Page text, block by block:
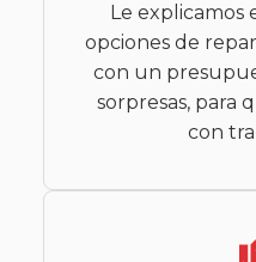
Le explicamos
opciones de
con un
sorpresas, para
con